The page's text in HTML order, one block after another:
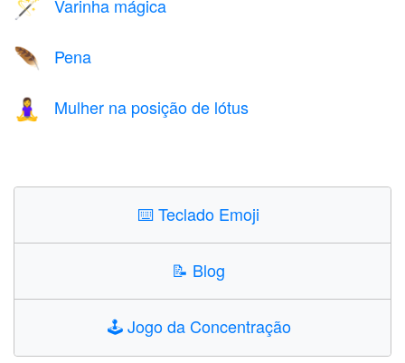
🪄 Varinha mágica
🪶 Pena
🧘‍♀️ Mulher na posição de lótus
⌨️Teclado Emoji
📝 Blog
🕹️Jogo da Concentração